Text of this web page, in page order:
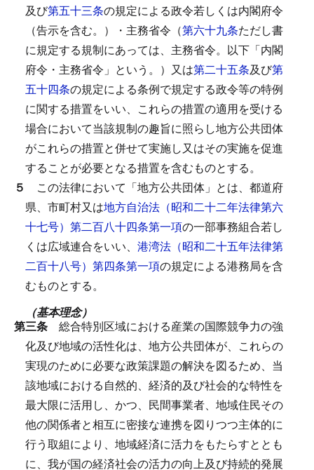
及び第五十三条の規定による政令若しくは内閣府令
（告示を含む。）・主務省令（第六十九条ただし書
に規定する規制にあっては、主務省令。以下「内閣
府令・主務省令」という。）又は第二十五条及び第
五十四条の規定による条例で規定する政令等の特例
に関する措置をいい、これらの措置の適用を受ける
場合において当該規制の趣旨に照らし地方公共団体
がこれらの措置と併せて実施し又はその実施を促進
することが必要となる措置を含むものとする。
５ この法律において「地方公共団体」とは、都道府
県、市町村又は地方自治法（昭和二十二年法律第六
十七号）第二百八十四条第一項の一部事務組合若し
くは広域連合をいい、 港湾法（昭和二十五年法律第
二百十八号）第四条第一項の規定による港務局を含
むものとする。
（基本理念）
第三条 総合特別区域における産業の国際競争力の強
化及び地域の活性化は、地方公共団体が、これらの
実現のために必要な政策課題の解決を図るため、当
該地域における自然的、経済的及び社会的な特性を
最大限に活用し、かつ、民間事業者、地域住民その
他の関係者と相互に密接な連携を図りつつ主体的に
行う取組により、地域経済に活力をもたらすととも
に、我が国の経済社会の活力の向上及び持続的発展